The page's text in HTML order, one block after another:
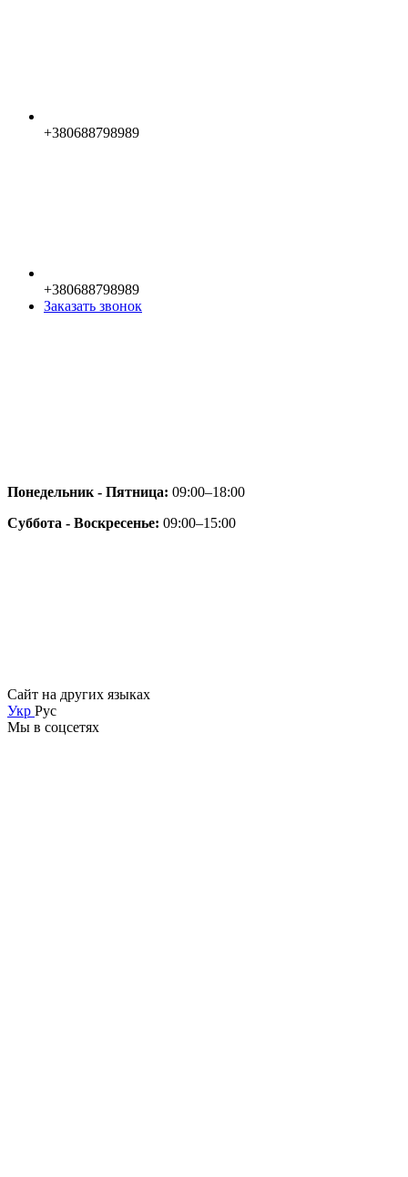
+380688798989
+380688798989
Заказать звонок
Понедельник - Пятница: 09:00–18:00
Суббота - Воскресенье: 09:00–15:00
Сайт на других языках
Укр Рус
Мы в соцсетях